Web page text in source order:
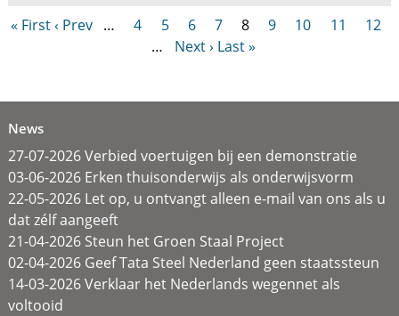
« First ‹ Prev … 4 5 6 7 8 9 10 11
12
…
Next › Last »
News
27-07-2026 Verbied voertuigen bij een demonstratie
03-06-2026 Erken thuisonderwijs als onderwijsvorm
22-05-2026 Let op, u ontvangt alleen e-mail van ons als u
dat zélf aangeeft
21-04-2026 Steun het Groen Staal Project
02-04-2026 Geef Tata Steel Nederland geen staatssteun
14-03-2026 Verklaar het Nederlands wegennet als
voltooid